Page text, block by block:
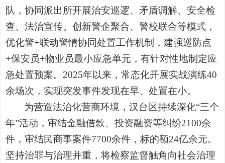
队，协同派出所开展治安巡逻、矛盾调解、安全检
查、法治宣传。创新警企聚合、警校联合等模式，
优化警+联动警情协同处置工作机制，建强巡防点
+保安员+物业员最小应急单元，有针对性地制定应
急处置预案。2025年以来，常态化开展实战演练40
余场次，实现突发事件发现在早、处置在小。
为营造法治化营商环境，汉台区持续深化“三个
年”活动，审结金融借款、投资融资等纠纷2100余
件，审结民商事案件7700余件，标的额24亿余元。
坚持治罪与治理并重，将检察监督触角向社会治理